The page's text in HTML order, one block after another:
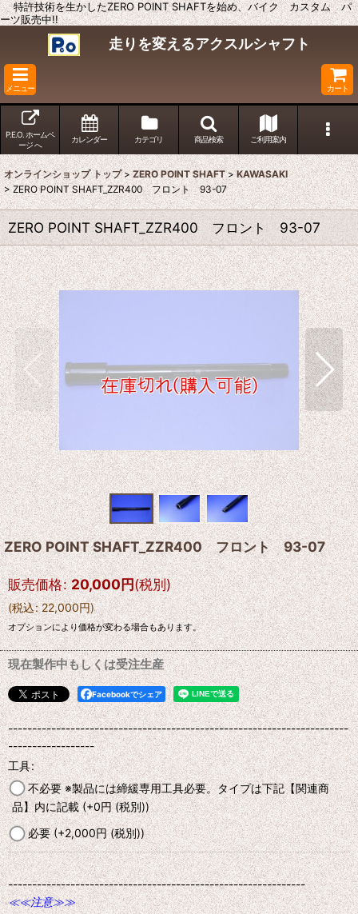
特許技術を生かしたZERO POINT SHAFTを始め、バイク カスタム パ
ーツ販売中!!
走りを変えるアクスルシャフト
メニュー カート
P.E.O. ホームペ
ージ へ
カレンダー カテゴリ 商品検索 ご利用案内
オンラインショップ トップ > ZERO POINT SHAFT > KAWASAKI
> ZERO POINT SHAFT_ZZR400 フロント 93-07
ZERO POINT SHAFT_ZZR400 フロント 93-07
ZERO POINT SHAFT_ZZR400 フロント 93-07
販売価格: 20,000円(税別)
(税込: 22,000円)
オプションにより価格が変わる場合もあります。
現在製作中もしくは受注生産
Facebookでシェア
-----------------------------------------------------------------------
------------------
工具:
不必要 ※製品には締緩専用工具必要。タイプは下記【関連商
品】内に記載(+0円 (税別))
必要(+2,000円 (税別))
--------------------------------------------------------------
≪≪注意≫≫